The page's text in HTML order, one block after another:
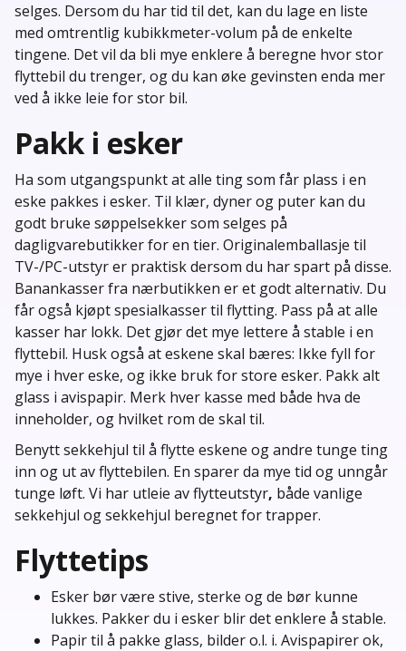
selges. Dersom du har tid til det, kan du lage en liste
med omtrentlig kubikkmeter-volum på de enkelte
tingene. Det vil da bli mye enklere å beregne hvor stor
flyttebil du trenger, og du kan øke gevinsten enda mer
ved å ikke leie for stor bil.
Pakk i esker
Ha som utgangspunkt at alle ting som får plass i en
eske pakkes i esker. Til klær, dyner og puter kan du
godt bruke søppelsekker som selges på
dagligvarebutikker for en tier. Originalemballasje til
TV-/PC-utstyr er praktisk dersom du har spart på disse.
Banankasser fra nærbutikken er et godt alternativ. Du
får også kjøpt spesialkasser til flytting. Pass på at alle
kasser har lokk. Det gjør det mye lettere å stable i en
flyttebil. Husk også at eskene skal bæres: Ikke fyll for
mye i hver eske, og ikke bruk for store esker. Pakk alt
glass i avispapir. Merk hver kasse med både hva de
inneholder, og hvilket rom de skal til.
Benytt sekkehjul til å flytte eskene og andre tunge ting
inn og ut av flyttebilen. En sparer da mye tid og unngår
tunge løft. Vi har utleie av flytteutstyr, både vanlige
sekkehjul og sekkehjul beregnet for trapper.
Flyttetips
Esker bør være stive, sterke og de bør kunne
lukkes. Pakker du i esker blir det enklere å stable.
Papir til å pakke glass, bilder o.l. i. Avispapirer ok,